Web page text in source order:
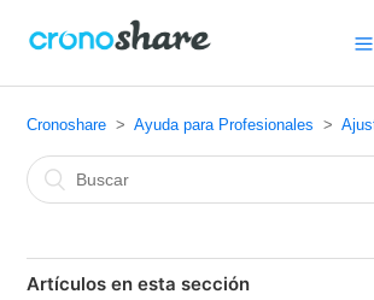
Cronoshare Ayuda para Profesionales
Artículos en esta sección